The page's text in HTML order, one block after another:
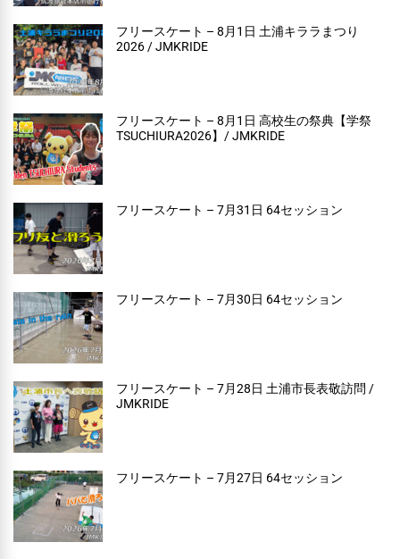
フリースケート – 8月1日 土浦キララまつり
2026 / JMKRIDE
フリースケート – 8月1日 高校生の祭典【学祭
TSUCHIURA2026】/ JMKRIDE
フリースケート – 7月31日 64セッション
フリースケート – 7月30日 64セッション
フリースケート – 7月28日 土浦市長表敬訪問 /
JMKRIDE
フリースケート – 7月27日 64セッション